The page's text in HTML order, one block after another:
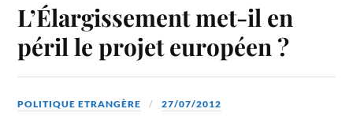
L’Élargissement met-il en
péril le projet européen ?
POLITIQUE ETRANGÈRE 27/07/2012